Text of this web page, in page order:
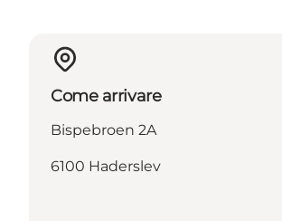
Come arrivare
Bispebroen 2A
6100 Haderslev